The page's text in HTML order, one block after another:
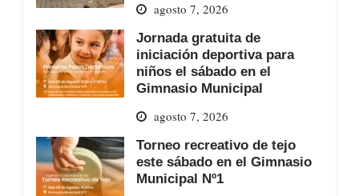
agosto 7, 2026
Jornada gratuita de
iniciación deportiva para
niños el sábado en el
Gimnasio Municipal
agosto 7, 2026
Torneo recreativo de tejo
este sábado en el Gimnasio
Municipal Nº1